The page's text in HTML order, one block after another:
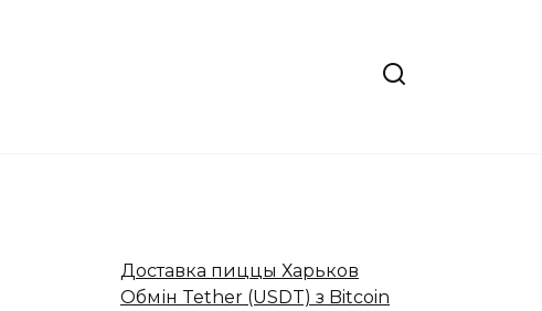
Доставка пиццы Харьков
Обмін Tether (USDT) з Bitcoin